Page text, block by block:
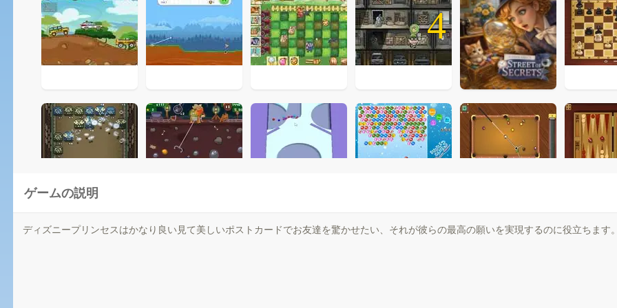
4
ゲームの説明
ディズニープリンセスはかなり良い見て美しいポストカードでお友達を驚かせたい、それが彼らの最高の願いを実現するのに役立ちます